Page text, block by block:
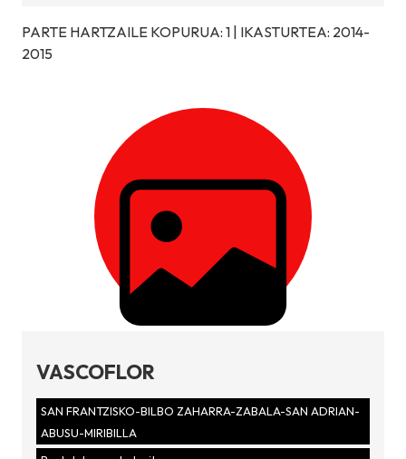
PARTE HARTZAILE KOPURUA: 1 | IKASTURTEA: 2014-
2015
VASCOFLOR
SAN FRANTZISKO-BILBO ZAHARRA-ZABALA-SAN ADRIAN-
ABUSU-MIRIBILLA